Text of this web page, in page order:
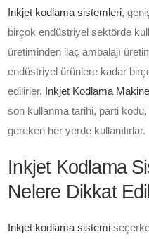
Inkjet kodlama sistemleri,
birçok endüstriyel sektörde
üretiminden ilaç ambalajı
endüstriyel ürünlere kadar
edilirler. Inkjet Kodlama
son kullanma tarihi, parti kodu,
gereken her yerde kullanılırlar.
Inkjet Kodlama
Nelere Dikkat
Inkjet kodlama sistemi